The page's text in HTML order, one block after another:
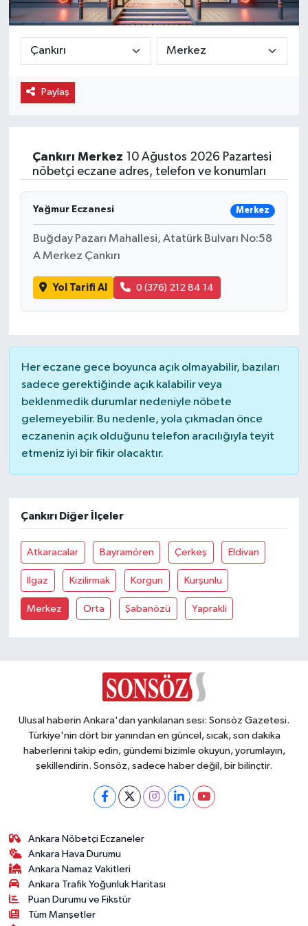
Paylaş
Çankırı Merkez 10 Ağustos 2026 Pazartesi
nöbetçi eczane adres, telefon ve konumları
Yağmur Eczanesi Merkez
Buğday Pazarı Mahallesi, Atatürk Bulvarı No:58
A Merkez Çankırı
Yol Tarifi Al 0 (376) 212 84 14
Her eczane gece boyunca açık olmayabilir, bazıları
sadece gerektiğinde açık kalabilir veya
beklenmedik durumlar nedeniyle nöbete
gelemeyebilir. Bu nedenle, yola çıkmadan önce
eczanenin açık olduğunu telefon aracılığıyla teyit
etmeniz iyi bir fikir olacaktır.
Çankırı Diğer İlçeler
Atkaracalar Bayramören Çerkeş Eldivan
İlgaz Kizilirmak Korgun Kurşunlu
Merkez Orta Şabanözü Yaprakli
Ulusal haberin Ankara'dan yankılanan sesi: Sonsöz Gazetesi.
Türkiye'nin dört bir yanından en güncel, sıcak, son dakika
haberlerini takip edin, gündemi bizimle okuyun, yorumlayın,
şekillendirin. Sonsöz, sadece haber değil, bir bilinçtir.
Ankara Nöbetçi Eczaneler
Ankara Hava Durumu
Ankara Namaz Vakitleri
Ankara Trafik Yoğunluk Haritası
Puan Durumu ve Fikstür
Tüm Manşetler
Ekonomi
Emlak
Gurme
İlçe Haberleri
Resmi İlanlar
Sokak Hayvanlarını Sahiplendirme
Sonsöz Özel
Spor
Vasıta